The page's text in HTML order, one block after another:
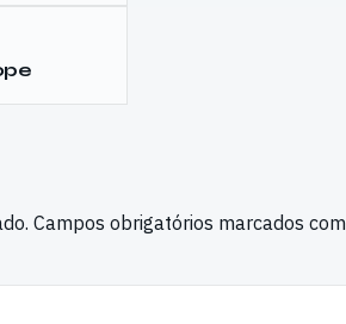
Campos obrigatórios marcados com